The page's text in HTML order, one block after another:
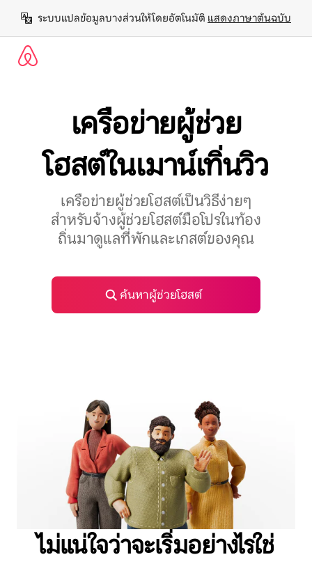
ยัง
เนื้อหา
ระบบแปลข้อมูลบางส่วนให้โดยอัตโนมัติ แสดงภาษาต้นฉบับ
เครือข่ายผู้ช่วย
โฮสต์ในเมาน์เทิ่นวิว
เครือข่ายผู้ช่วยโฮสต์เป็นวิธีง่ายๆ
สำหรับจ้างผู้ช่วยโฮสต์มือโปรในท้อง
ถิ่นมาดูแลที่พักและเกสต์ของคุณ
ค้นหาผู้ช่วยโฮสต์
ไม่แน่ใจว่าจะเริ่มอย่างไรใช่